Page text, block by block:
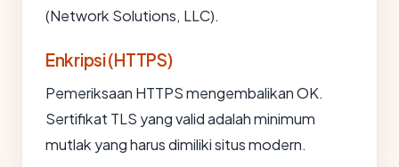
(Network Solutions, LLC).
Enkripsi (HTTPS)
Pemeriksaan HTTPS mengembalikan OK.
Sertifikat TLS yang valid adalah minimum
mutlak yang harus dimiliki situs modern.